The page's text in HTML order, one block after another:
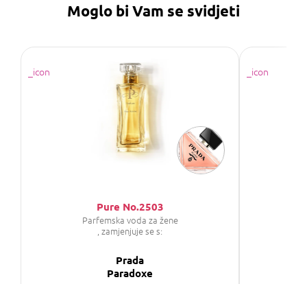
Moglo bi Vam se svidjeti
Pure No.2503
Parfemska voda za žene
, zamjenjuje se s:
Prada
Paradoxe